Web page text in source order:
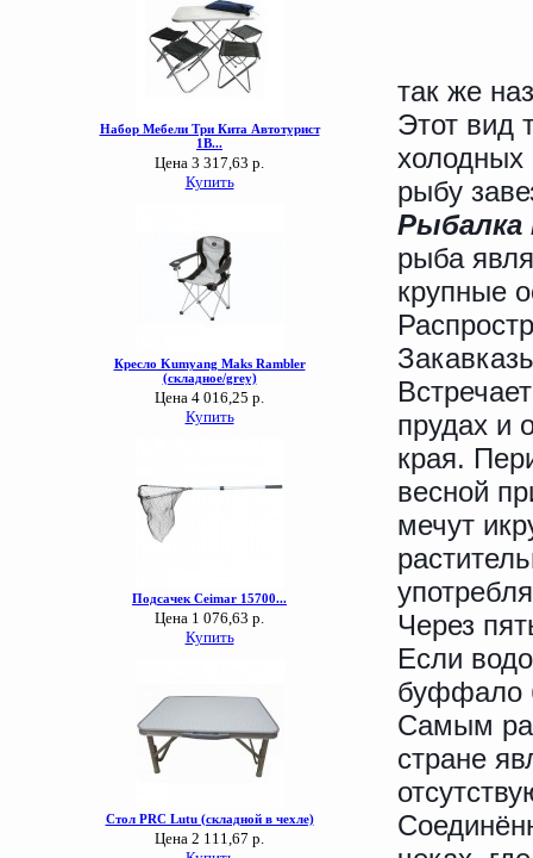
так же
Этот вид
холодных
рыбу
Рыбалка
рыба
крупные
прудах и
края.
весной
мечут
Через
Если
буффало
Самым
стране